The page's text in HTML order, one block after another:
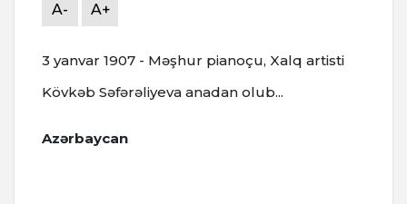
A- A+
3 yanvar 1907 - Məşhur pianoçu, Xalq artisti
Kövkəb Səfərəliyeva anadan olub...
Azərbaycan